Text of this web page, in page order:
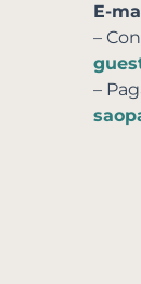
E-
–
–